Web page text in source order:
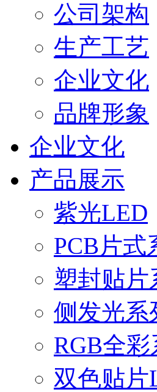
公司架构
生产工艺
企业文化
品牌形象
企业文化
产品展示
紫光LED
PCB片式
塑封贴片
侧发光系
RGB全彩
双色贴片